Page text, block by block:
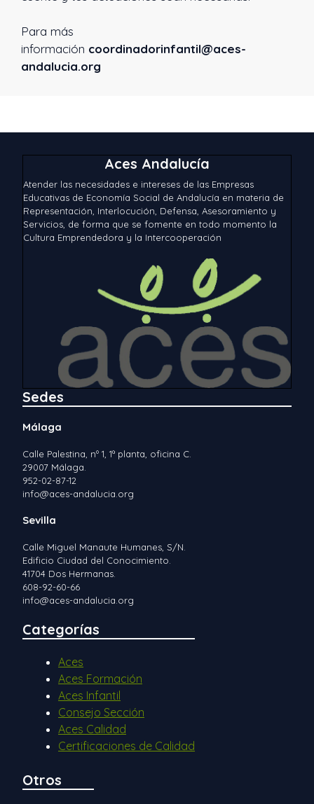
Para más
información coordinadorinfantil@aces-
andalucia.org
Aces Andalucía
Atender las necesidades e intereses de las Empresas
Educativas de Economía Social de Andalucía en materia de
Representación, Interlocución, Defensa, Asesoramiento y
Servicios, de forma que se fomente en todo momento la
Cultura Emprendedora y la Intercooperación
Sedes
Málaga
Calle Palestina, nº 1, 1ª planta, oficina C.
29007 Málaga.
952-02-87-12
info@aces-andalucia.org
Sevilla
Calle Miguel Manaute Humanes, S/N.
Edificio Ciudad del Conocimiento.
41704 Dos Hermanas.
608-92-60-66
info@aces-andalucia.org
Categorías
Aces
Aces Formación
Aces Infantil
Consejo Sección
Aces Calidad
Certificaciones de Calidad
Otros